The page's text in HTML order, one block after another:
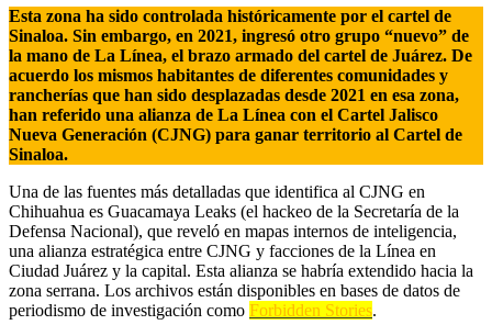
Esta zona ha sido controlada históricamente por el cartel de
Sinaloa. Sin embargo, en 2021, ingresó otro grupo “nuevo” de
la mano de La Línea, el brazo armado del cartel de Juárez. De
acuerdo los mismos habitantes de diferentes comunidades y
rancherías que han sido desplazadas desde 2021 en esa zona,
han referido una alianza de La Línea con el Cartel Jalisco
Nueva Generación (CJNG) para ganar territorio al Cartel de
Sinaloa.
Una de las fuentes más detalladas que identifica al CJNG en
Chihuahua es Guacamaya Leaks (el hackeo de la Secretaría de la
Defensa Nacional), que reveló en mapas internos de inteligencia,
una alianza estratégica entre CJNG y facciones de la Línea en
Ciudad Juárez y la capital. Esta alianza se habría extendido hacia la
zona serrana. Los archivos están disponibles en bases de datos de
periodismo de investigación como Forbidden Stories.